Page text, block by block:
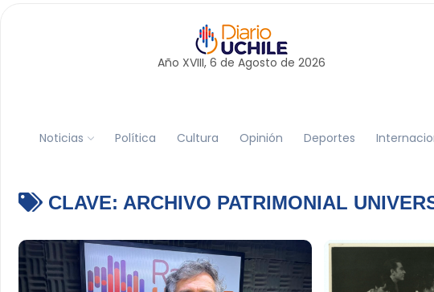
Año XVIII, 6 de Agosto de 2026
Noticias Política Cultura Opinión Deportes
CLAVE: ARCHIVO PATRIMONIAL